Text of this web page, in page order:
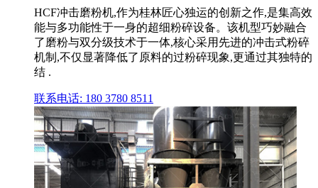
HCF冲击磨粉机,作为桂林匠心独运的创新之作,是集高效
能与多功能性于一身的超细粉碎设备。该机型巧妙融合
了磨粉与双分级技术于一体,核心采用先进的冲击式粉碎
机制,不仅显著降低了原料的过粉碎现象,更通过其独特的
结 .
联系电话: 180 3780 8511